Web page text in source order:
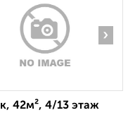
›
42м², 4/13 этаж